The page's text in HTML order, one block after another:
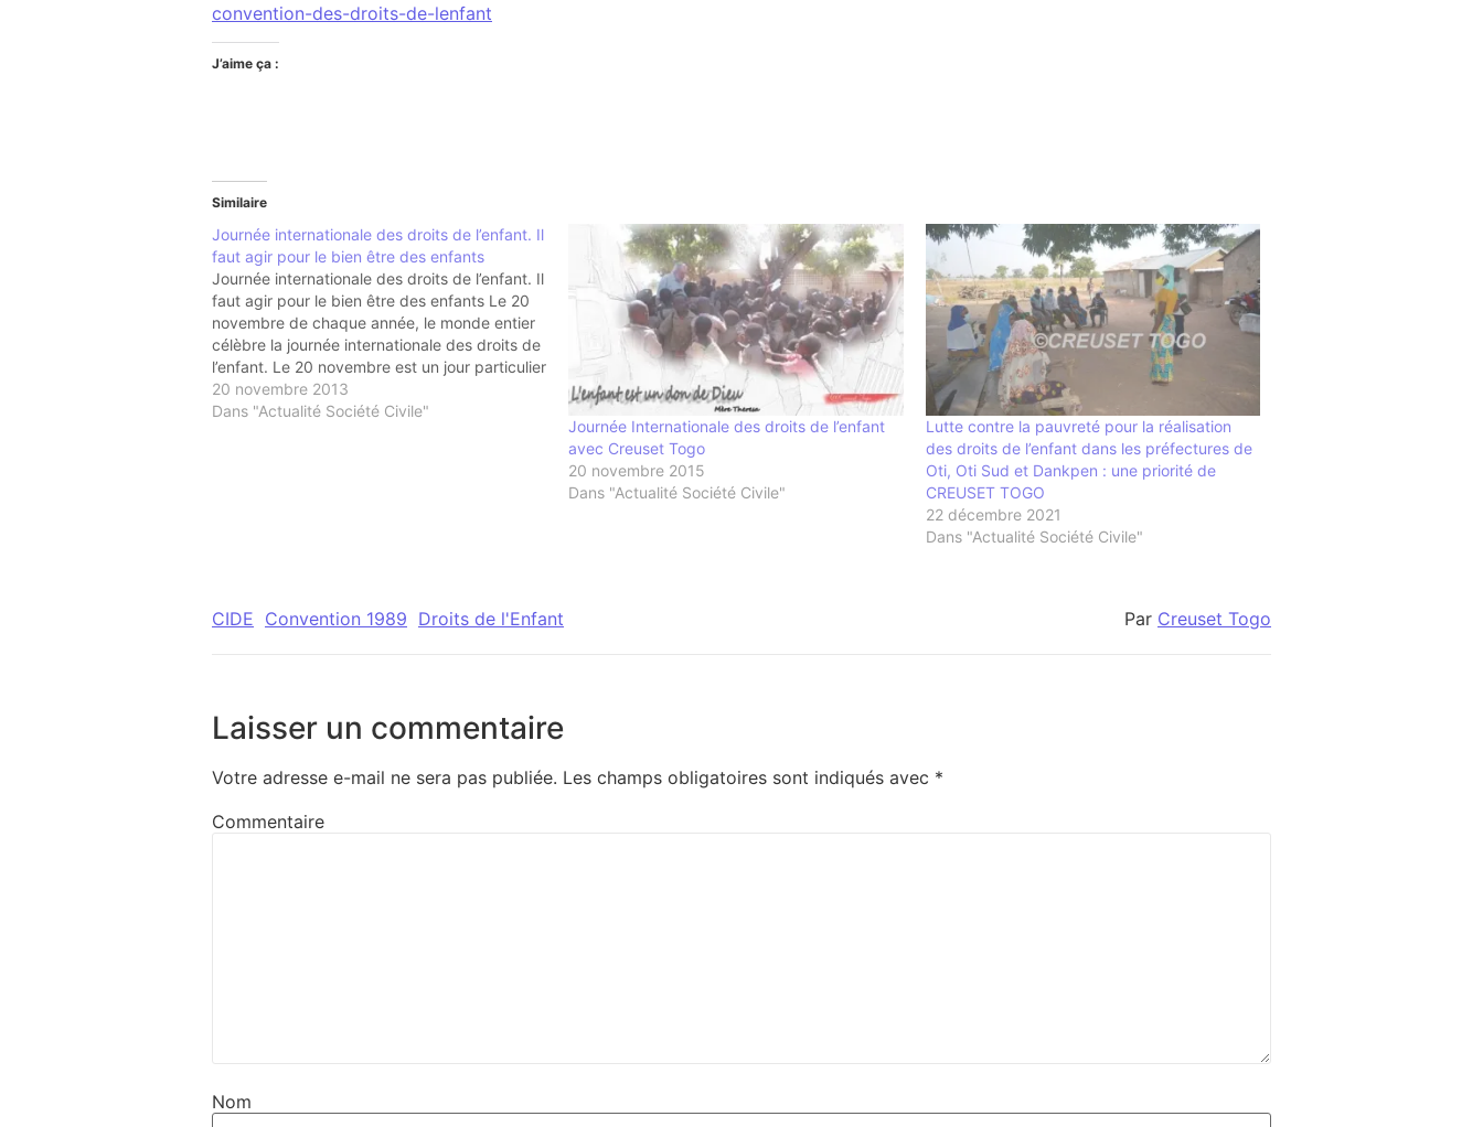
convention-des-droits-de-lenfant
J’aime ça :
Similaire
Journée internationale des droits de l’enfant. Il
faut agir pour le bien être des enfants
Journée internationale des droits de l’enfant. Il
faut agir pour le bien être des enfants Le 20
novembre de chaque année, le monde entier
célèbre la journée internationale des droits de
l’enfant. Le 20 novembre est un jour particulier
pour les enfants du monde entier car en 1954,
l’Assemblée générale…
20 novembre 2013
Dans "Actualité Société Civile"
Journée Internationale des droits de l’enfant
avec Creuset Togo
20 novembre 2015
Dans "Actualité Société Civile"
Lutte contre la pauvreté pour la réalisation
des droits de l’enfant dans les préfectures de
Oti, Oti Sud et Dankpen : une priorité de
CREUSET TOGO
22 décembre 2021
Dans "Actualité Société Civile"
CIDE Convention 1989 Droits de l'Enfant Par Creuset Togo
Laisser un commentaire
Votre adresse e-mail ne sera pas publiée. Les champs obligatoires sont indiqués avec *
Commentaire
Nom